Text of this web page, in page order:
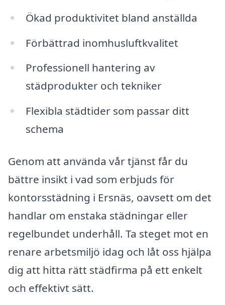
Ökad produktivitet bland anställda
Förbättrad inomhusluftkvalitet
Professionell hantering av
städprodukter och tekniker
Flexibla städtider som passar ditt
schema
Genom att använda vår tjänst får du
bättre insikt i vad som erbjuds för
kontorsstädning i Ersnäs, oavsett om det
handlar om enstaka städningar eller
regelbundet underhåll. Ta steget mot en
renare arbetsmiljö idag och låt oss hjälpa
dig att hitta rätt städfirma på ett enkelt
och effektivt sätt.